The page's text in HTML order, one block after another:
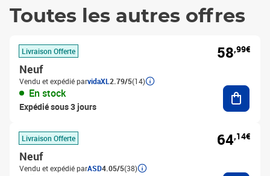
Toutes les autres offres
Livraison Offerte
Neuf
Vendu et expédié parvidaXL 2.79/5(14)
En stock
Expédié sous 3 jours
58,99€
Livraison Offerte
Neuf
Vendu et expédié parASD4.05/5(38)
64,14€